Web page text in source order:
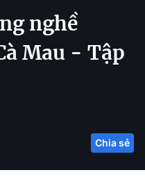
nghề
Mau - Tập
Chia sẻ